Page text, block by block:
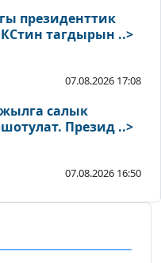
президенттик
тагдырын ..>
07.08.2026 17:08
жылга салык
Презид ..>
07.08.2026 16:50